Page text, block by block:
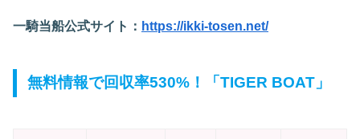
一騎当船公式サイト： https://ikki-tosen.net/
無料情報で回収率530%！「TIGER BOAT」